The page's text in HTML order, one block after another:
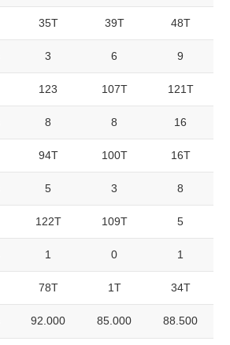
35T 39T 48T
3 6 9
123 107T 121T
8 8 16
94T 100T 16T
5 3 8
122T 109T 5
1 0 1
78T 1T 34T
92.000 85.000 88.500